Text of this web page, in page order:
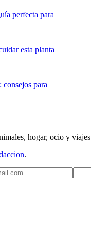
perfecta para
esta planta
consejos para
hogar, ocio y
.